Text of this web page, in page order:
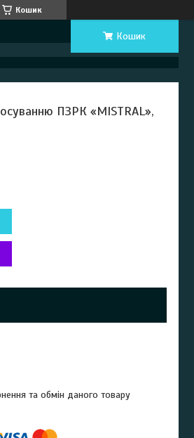
Кошик
Кошик
ПЗРК «MISTRAL»,
та обмін даного товару